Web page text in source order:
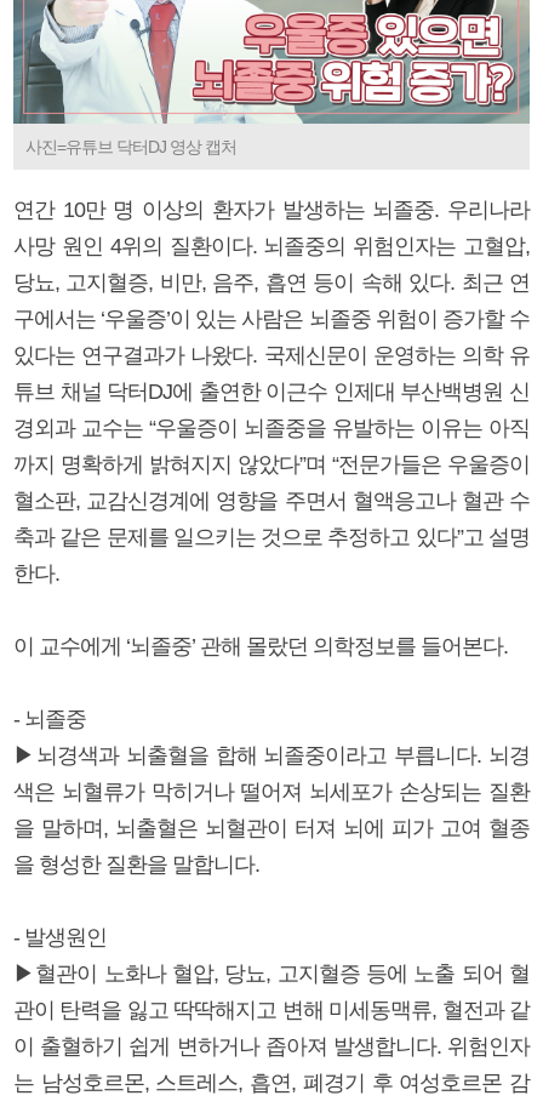
사진=유튜브 닥터DJ 영상 캡처
연간 10만 명 이상의 환자가 발생하는 뇌졸중. 우리나라
사망 원인 4위의 질환이다. 뇌졸중의 위험인자는 고혈압,
당뇨, 고지혈증, 비만, 음주, 흡연 등이 속해 있다. 최근 연
구에서는 ‘우울증’이 있는 사람은 뇌졸중 위험이 증가할 수
있다는 연구결과가 나왔다. 국제신문이 운영하는 의학 유
튜브 채널 닥터DJ에 출연한 이근수 인제대 부산백병원 신
경외과 교수는 “우울증이 뇌졸중을 유발하는 이유는 아직
까지 명확하게 밝혀지지 않았다”며 “전문가들은 우울증이
혈소판, 교감신경계에 영향을 주면서 혈액응고나 혈관 수
축과 같은 문제를 일으키는 것으로 추정하고 있다”고 설명
한다.
이 교수에게 ‘뇌졸중’ 관해 몰랐던 의학정보를 들어본다.
- 뇌졸중
▶뇌경색과 뇌출혈을 합해 뇌졸중이라고 부릅니다. 뇌경
색은 뇌혈류가 막히거나 떨어져 뇌세포가 손상되는 질환
을 말하며, 뇌출혈은 뇌혈관이 터져 뇌에 피가 고여 혈종
을 형성한 질환을 말합니다.
- 발생원인
▶혈관이 노화나 혈압, 당뇨, 고지혈증 등에 노출 되어 혈
관이 탄력을 잃고 딱딱해지고 변해 미세동맥류, 혈전과 같
이 출혈하기 쉽게 변하거나 좁아져 발생합니다. 위험인자
는 남성호르몬, 스트레스, 흡연, 폐경기 후 여성호르몬 감